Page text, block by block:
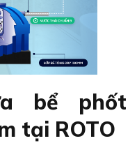
bể phốt
tại ROTO